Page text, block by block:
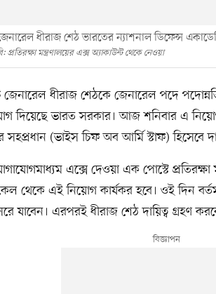
ধীরাজ শেঠ ভারতের ন্যাশনাল ডিফেন্স
প্রতিরক্ষা মন্ত্রণালয়ের এক্স অ্যাকাউন্ট থেকে নেওয়া
জেনারেল ধীরাজ শেঠকে জেনারেল পদে
দিয়েছে ভারত সরকার। আজ শনিবার এ
সহপ্রধান (ভাইস চিফ অব আর্মি স্টাফ) হিসেবে
এক্সে দেওয়া এক পোস্টে
থেকে এই নিয়োগ কার্যকর হবে। ওই দিন
যাবেন। এরপরই ধীরাজ শেঠ দায়িত্ব গ্রহণ